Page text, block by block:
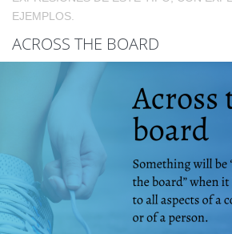
EJEMPLOS.
ACROSS THE BOARD